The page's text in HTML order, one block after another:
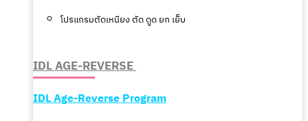
โปรแกรมตัดเหนียง ตัด ดูด ยก เย็บ
IDL AGE-REVERSE
IDLAge-ReverseProgram